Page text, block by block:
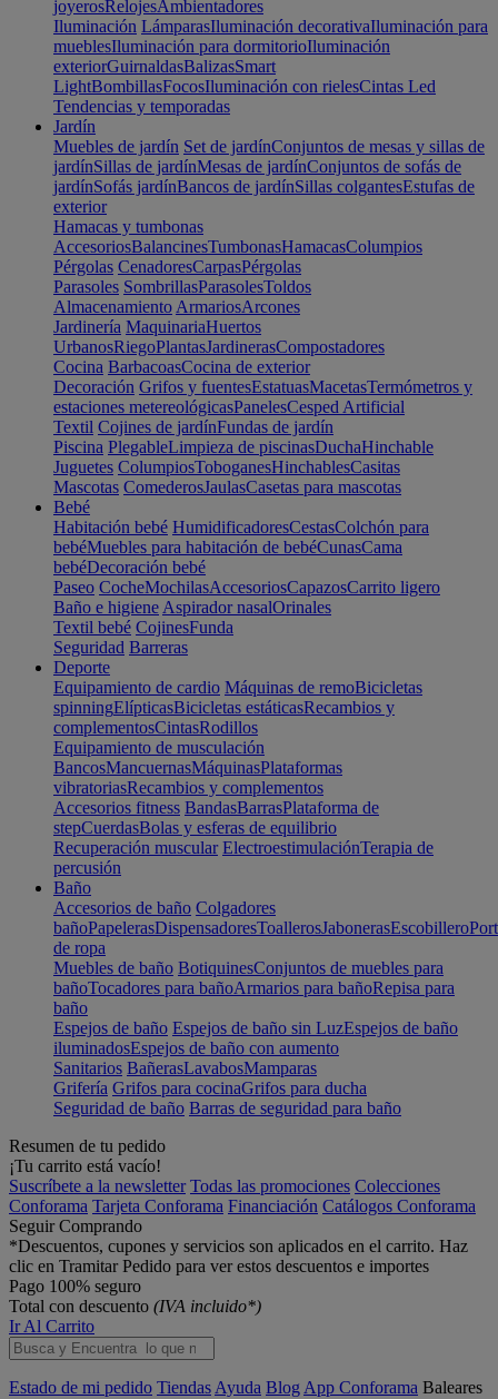
joyerosRelojesAmbientadores
Iluminación LámparasIluminación decorativaIluminación para
mueblesIluminación para dormitorioIluminación
exteriorGuirnaldasBalizasSmart
LightBombillasFocosIluminación con rielesCintas Led
Tendencias y temporadas
Jardín
Muebles de jardín Set de jardínConjuntos de mesas y sillas de
jardínSillas de jardínMesas de jardínConjuntos de sofás de
jardínSofás jardínBancos de jardínSillas colgantesEstufas de
exterior
Hamacas y tumbonas
AccesoriosBalancinesTumbonasHamacasColumpios
Pérgolas CenadoresCarpasPérgolas
Parasoles SombrillasParasolesToldos
Almacenamiento ArmariosArcones
Jardinería MaquinariaHuertos
UrbanosRiegoPlantasJardinerasCompostadores
Cocina BarbacoasCocina de exterior
Decoración Grifos y fuentesEstatuasMacetasTermómetros y
estaciones metereológicasPanelesCesped Artificial
Textil Cojines de jardínFundas de jardín
Piscina PlegableLimpieza de piscinasDuchaHinchable
Juguetes ColumpiosToboganesHinchablesCasitas
Mascotas ComederosJaulasCasetas para mascotas
Bebé
Habitación bebé HumidificadoresCestasColchón para
bebéMuebles para habitación de bebéCunasCama
bebéDecoración bebé
Paseo CocheMochilasAccesoriosCapazosCarrito ligero
Baño e higiene Aspirador nasalOrinales
Textil bebé CojinesFunda
Seguridad Barreras
Deporte
Equipamiento de cardio Máquinas de remoBicicletas
spinningElípticasBicicletas estáticasRecambios y
complementosCintasRodillos
Equipamiento de musculación
BancosMancuernasMáquinasPlataformas
vibratoriasRecambios y complementos
Accesorios fitness BandasBarrasPlataforma de
stepCuerdasBolas y esferas de equilibrio
Recuperación muscular ElectroestimulaciónTerapia de
percusión
Baño
Accesorios de baño Colgadores
bañoPapelerasDispensadoresToallerosJabonerasEscobillero
de ropa
Muebles de baño BotiquinesConjuntos de muebles para
bañoTocadores para bañoArmarios para bañoRepisa para
baño
Espejos de baño Espejos de baño sin LuzEspejos de baño
iluminadosEspejos de baño con aumento
Sanitarios BañerasLavabosMamparas
Grifería Grifos para cocinaGrifos para ducha
Seguridad de baño Barras de seguridad para baño
Resumen de tu pedido
¡Tu carrito está vacío!
Suscríbete a la newsletter Todas las promociones Colecciones
Conforama Tarjeta Conforama Financiación Catálogos Conforama
Seguir Comprando
*Descuentos, cupones y servicios son aplicados en el carrito. Haz
clic en Tramitar Pedido para ver estos descuentos e importes
Pago 100% seguro
Total con descuento (IVA incluido*)
Ir Al Carrito
Estado de mi pedido Tiendas Ayuda Blog App Conforama Baleares